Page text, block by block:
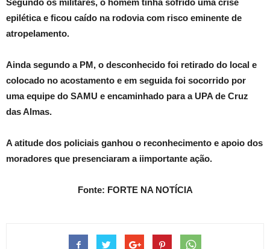
Segundo os militares, o homem tinha sofrido uma crise
epilética e ficou caído na rodovia com risco eminente de
atropelamento.
Ainda segundo a PM, o desconhecido foi retirado do local e
colocado no acostamento e em seguida foi socorrido por
uma equipe do SAMU e encaminhado para a UPA de Cruz
das Almas.
A atitude dos policiais ganhou o reconhecimento e apoio dos
moradores que presenciaram a iimportante ação.
Fonte: FORTE NA NOTÍCIA